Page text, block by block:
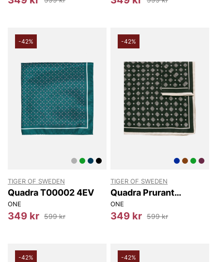
-42%
TIGER OF SWEDEN
Quadra T00002 4EV
ONE
349 kr 599 kr
-42%
TIGER OF SWEDEN
Quadra Prurant
T00002 402
ONE
349 kr 599 kr
-42% -42%